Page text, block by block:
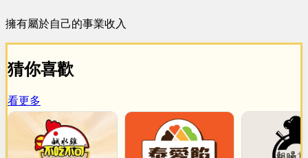
擁有屬於自己的事業收入
猜你喜歡
看更多